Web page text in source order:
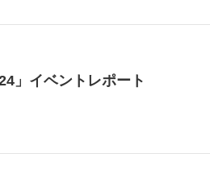
」イベントレポート